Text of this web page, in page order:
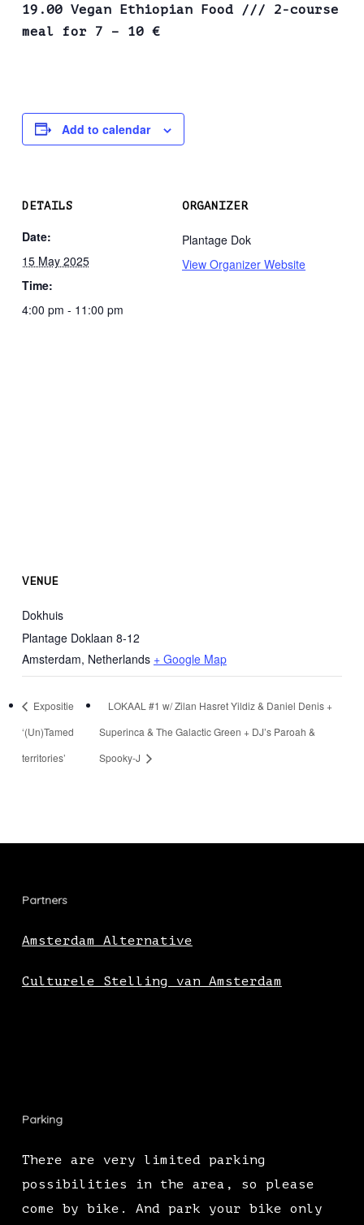
19.00 Vegan Ethiopian Food /// 2-course
meal for 7 – 10 €
Add to calendar
DETAILS
Date:
15 May 2025
Time:
4:00 pm - 11:00 pm
ORGANIZER
Plantage Dok
View Organizer Website
VENUE
Dokhuis
Plantage Doklaan 8-12
Amsterdam, Netherlands + Google Map
Expositie
‘(Un)Tamed
territories’
LOKAAL #1 w/ Zilan Hasret Yildiz & Daniel Denis +
Superinca & The Galactic Green + DJ’s Paroah &
Spooky-J
Partners
Amsterdam Alternative
Culturele Stelling van Amsterdam
Parking
There are very limited parking
possibilities in the area, so please
come by bike. And park your bike only